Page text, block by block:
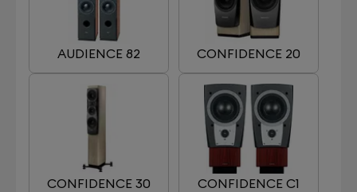
AUDIENCE 82 CONFIDENCE 20
CONFIDENCE 30 CONFIDENCE C1